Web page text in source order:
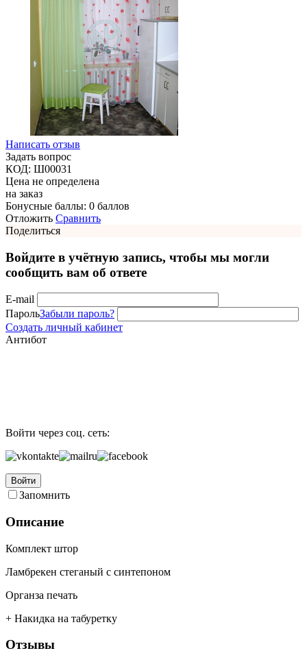
Написать отзыв
Задать вопрос
КОД: Ш00031
Цена не определена
на заказ
Бонусные баллы: 0 баллов
Отложить Сравнить
Поделиться
Войдите в учётную запись, чтобы мы могли
сообщить вам об ответе
E-mail
ПарольЗабыли пароль?
Создать личный кабинет
Антибот
Войти через соц. сеть:
Войти
Запомнить
Описание
Комплект штор
Ламбрекен стеганый с синтепоном
Органза печать
+ Накидка на табуретку
Отзывы